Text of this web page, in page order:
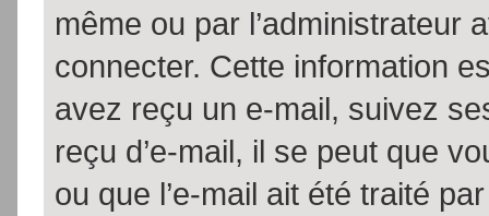
même ou par l’administrateur
connecter. Cette information
avez reçu un e-mail, suivez
reçu d’e-mail, il se peut que
ou que l’e-mail ait été traité